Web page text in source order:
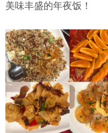
美味丰盛的年夜饭！